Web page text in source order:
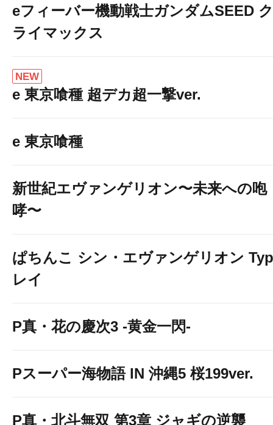
eフィーバー機動戦士ガンダムSEED ク
ライマックス
NEW
e 東京喰種 超デカ超一撃ver.
e 東京喰種
新世紀エヴァンゲリオン〜未来への咆
哮〜
ぱちんこ シン・エヴァンゲリオン
レイ
P真・花の慶次3 -黄金一閃-
Pスーパー海物語 IN 沖縄5 桜199ver.
P真・北斗無双 第3章 ジャギの逆襲